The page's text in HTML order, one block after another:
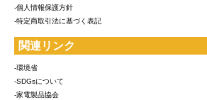
-個人情報保護方針
-特定商取引法に基づく表記
関連リンク
-環境省
-SDGsについて
-家電製品協会